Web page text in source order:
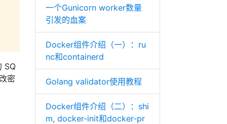
SQ
密
一个Gunicorn worker数量
引发的血案
Docker组件介绍（一）：ru
nc和containerd
Golang validator使用教程
Docker组件介绍（二）：shi
m, docker-init和docker-pr